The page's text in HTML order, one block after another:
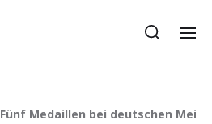
Fünf Medaillen bei deutschen